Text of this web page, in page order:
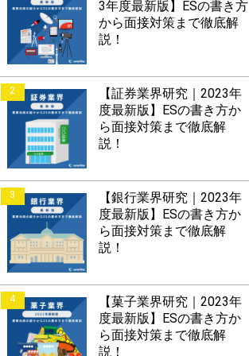
3年度最新版】ESの書き方
から面接対策まで徹底解
説！
2
【証券業界研究｜2023年
度最新版】ESの書き方か
ら面接対策まで徹底解
説！
3
【銀行業界研究｜2023年
度最新版】ESの書き方か
ら面接対策まで徹底解
説！
4
【菓子業界研究｜2023年
度最新版】ESの書き方か
ら面接対策まで徹底解
説！